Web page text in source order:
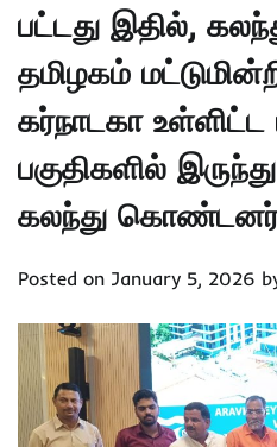
பட்டது இதில்,
தமிழகம்
கர்நாடகா உள்ளிட்ட
பகுதிகளில்
கலந்து
Posted on January 5, 2026